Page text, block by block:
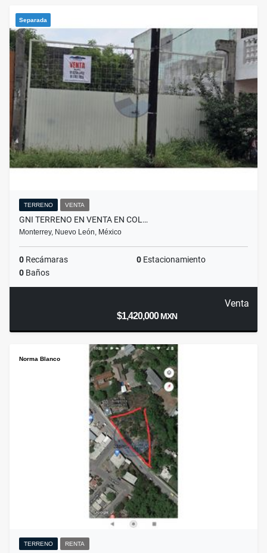
Separada
TERRENO VENTA
GNI TERRENO EN VENTA EN COL…
Monterrey, Nuevo León, México
0 Recámaras 0 Estacionamiento
0 Baños
Venta
$1,420,000MXN
Norma Blanco
TERRENO RENTA